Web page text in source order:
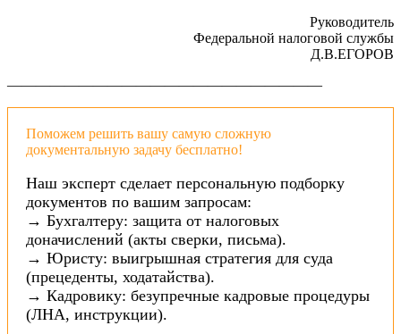
Руководитель
Федеральной налоговой службы
Д.В.ЕГОРОВ
——————————————————————
Поможем решить вашу самую сложную
документальную задачу бесплатно!
Наш эксперт сделает персональную подборку
документов по вашим запросам:
→ Бухгалтеру: защита от налоговых
доначислений (акты сверки, письма).
→ Юристу: выигрышная стратегия для суда
(прецеденты, ходатайства).
→ Кадровику: безупречные кадровые процедуры
(ЛНА, инструкции).